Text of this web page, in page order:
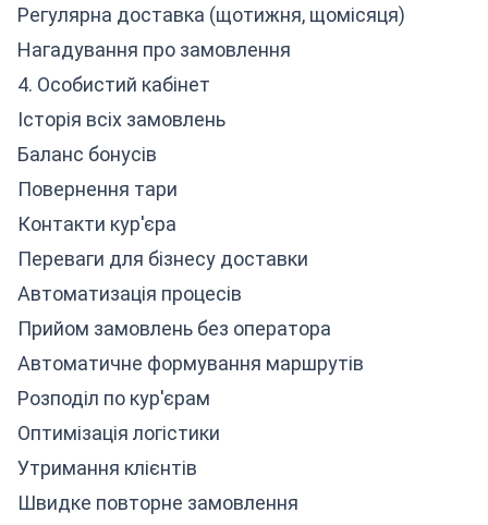
Регулярна доставка (щотижня, щомісяця)
Нагадування про замовлення
4. Особистий кабінет
Історія всіх замовлень
Баланс бонусів
Повернення тари
Контакти кур'єра
Переваги для бізнесу доставки
Автоматизація процесів
Прийом замовлень без оператора
Автоматичне формування маршрутів
Розподіл по кур'єрам
Оптимізація логістики
Утримання клієнтів
Швидке повторне замовлення